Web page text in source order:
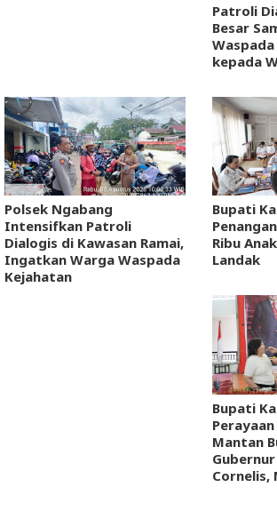
Patroli
Besar
kepada
Polsek Ngabang
Intensifkan Patroli
Dialogis di Kawasan Ramai,
Ingatkan Warga Waspada
Kejahatan
Bupati
Ribu
Landak
Bupati
Mantan
Cornelis,